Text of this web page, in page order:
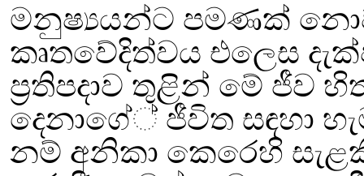
මනුෂ්‍යයන්ට පමණක් නොව
කෘතවේදිත්වය එලෙස
ප්‍රතිපදාව තුළින් මේ ජීව
දෙනාගේ් ජීවිත සඳහා
නම් අනිකා කෙරෙහි